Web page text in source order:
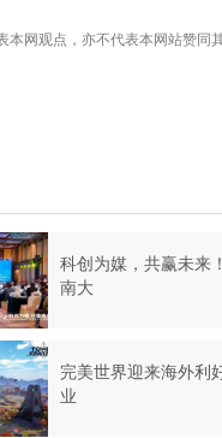
网观点，亦不代表本网站赞同
科创为媒，共赢未来
南大
完美世界迎来海外利
业